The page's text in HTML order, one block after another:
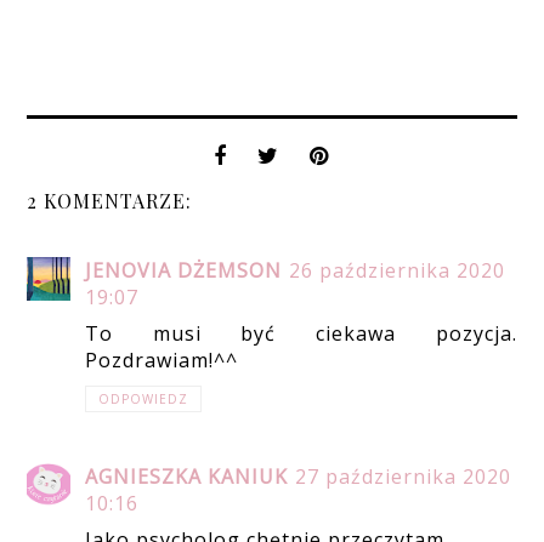
2 KOMENTARZE:
JENOVIA DŻEMSON 26 października 2020
19:07
To musi być ciekawa pozycja.
Pozdrawiam!^^
ODPOWIEDZ
AGNIESZKA KANIUK 27 października 2020
10:16